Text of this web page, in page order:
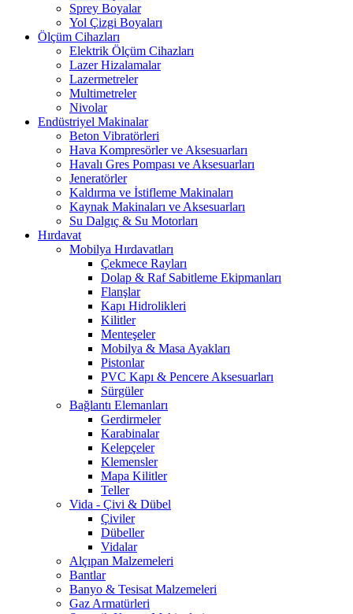
Sprey Boyalar
Yol Çizgi Boyaları
Ölçüm Cihazları
Elektrik Ölçüm Cihazları
Lazer Hizalamalar
Lazermetreler
Multimetreler
Nivolar
Endüstriyel Makinalar
Beton Vibratörleri
Hava Kompresörler ve Aksesuarları
Havalı Gres Pompası ve Aksesuarları
Jeneratörler
Kaldırma ve İstifleme Makinaları
Kaynak Makinaları ve Aksesuarları
Su Dalgıç & Su Motorları
Hırdavat
Mobilya Hırdavatları
Çekmece Rayları
Dolap & Raf Sabitleme Ekipmanları
Flanşlar
Kapı Hidrolikleri
Kilitler
Menteşeler
Mobilya & Masa Ayakları
Pistonlar
PVC Kapı & Pencere Aksesuarları
Sürgüler
Bağlantı Elemanları
Gerdirmeler
Karabinalar
Kelepçeler
Klemensler
Mapa Kilitler
Teller
Vida - Çivi & Dübel
Çiviler
Dübeller
Vidalar
Alçıpan Malzemeleri
Bantlar
Banyo & Tesisat Malzemeleri
Gaz Armatürleri